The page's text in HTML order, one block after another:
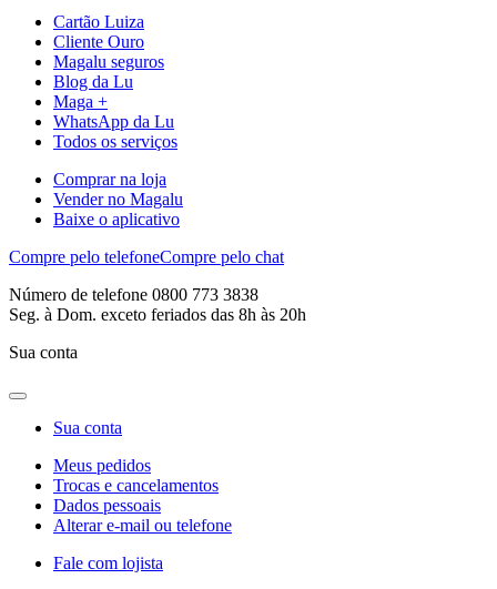
Cartão Luiza
Cliente Ouro
Magalu seguros
Blog da Lu
Maga +
WhatsApp da Lu
Todos os serviços
Comprar na loja
Vender no Magalu
Baixe o aplicativo
Compre pelo telefoneCompre pelo chat
Número de telefone 0800 773 3838
Seg. à Dom. exceto feriados das 8h às 20h
Sua conta
Sua conta
Meus pedidos
Trocas e cancelamentos
Dados pessoais
Alterar e-mail ou telefone
Fale com lojista